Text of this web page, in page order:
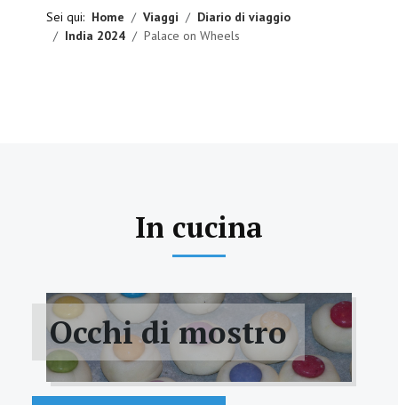
Sei qui: Home Viaggi
Diario di viaggio
India 2024
Palace on Wheels
In cucina
Occhi di mostro